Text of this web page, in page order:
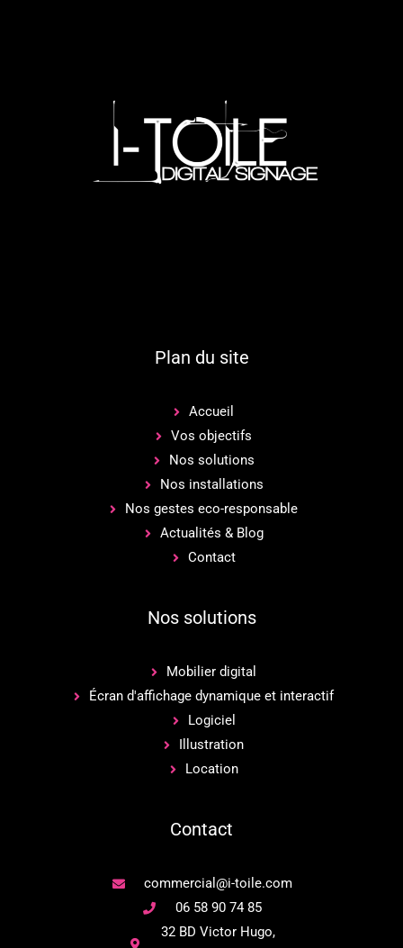
Plan du site
Accueil
Vos objectifs
Nos solutions
Nos installations
Nos gestes eco-responsable
Actualités & Blog
Contact
Nos solutions
Mobilier digital
Écran d'affichage dynamique et interactif
Logiciel
Illustration
Location
Contact
commercial@i-toile.com
06 58 90 74 85
32 BD Victor Hugo,